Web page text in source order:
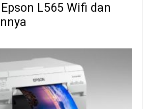
L565 Wifi dan